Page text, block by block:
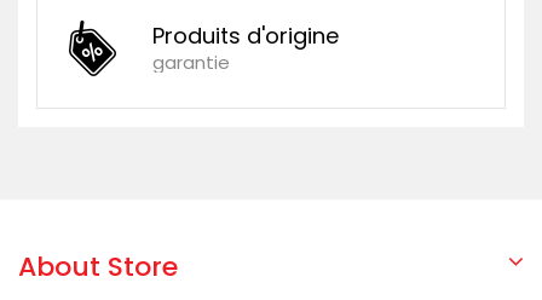
Produits d'origine
garantie
About Store